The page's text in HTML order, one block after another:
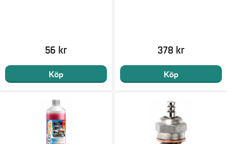
56 kr
Köp
378 kr
Köp